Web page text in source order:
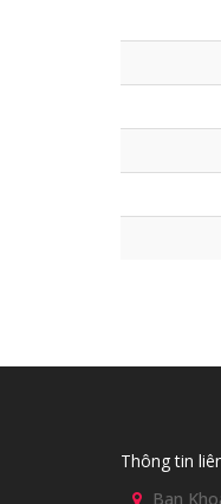
Thông tin
Ban